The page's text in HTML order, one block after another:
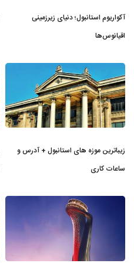
آکواریوم استانبول؛ دنیای زیرزمینی
اقیانوس‌ها
زیباترین موزه‌ های استانبول + آدرس و
ساعات کاری